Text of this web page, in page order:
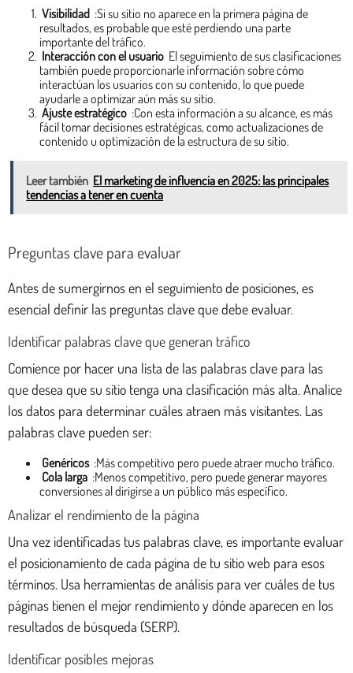
Visibilidad :Si su sitio no aparece en la primera página de
resultados, es probable que esté perdiendo una parte
importante del tráfico.
Interacción con el usuario El seguimiento de sus clasificaciones
también puede proporcionarle información sobre cómo
interactúan los usuarios con su contenido, lo que puede
ayudarle a optimizar aún más su sitio.
Ajuste estratégico :Con esta información a su alcance, es más
fácil tomar decisiones estratégicas, como actualizaciones de
contenido u optimización de la estructura de su sitio.
Leer también El marketing de influencia en 2025: las principales
tendencias a tener en cuenta
Preguntas clave para evaluar
Antes de sumergirnos en el seguimiento de posiciones, es
esencial definir las preguntas clave que debe evaluar.
Identificar palabras clave que generan tráfico
Comience por hacer una lista de las palabras clave para las
que desea que su sitio tenga una clasificación más alta. Analice
los datos para determinar cuáles atraen más visitantes. Las
palabras clave pueden ser:
Genéricos :Más competitivo pero puede atraer mucho tráfico.
Cola larga :Menos competitivo, pero puede generar mayores
conversiones al dirigirse a un público más específico.
Analizar el rendimiento de la página
Una vez identificadas tus palabras clave, es importante evaluar
el posicionamiento de cada página de tu sitio web para esos
términos. Usa herramientas de análisis para ver cuáles de tus
páginas tienen el mejor rendimiento y dónde aparecen en los
resultados de búsqueda (SERP).
Identificar posibles mejoras